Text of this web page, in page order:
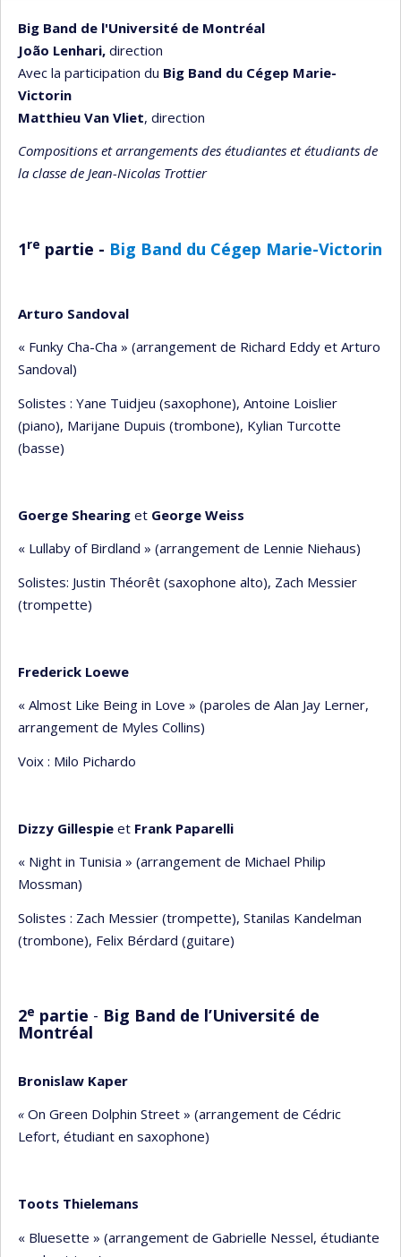
Big Band de l'Université de Montréal
João Lenhari, direction
Avec la participation du Big Band du Cégep Marie-
Victorin
Matthieu Van Vliet, direction
Compositions et arrangements des étudiantes et étudiants de
la classe de Jean-Nicolas Trottier
1re partie - Big Band du Cégep Marie-Victorin
Arturo Sandoval
« Funky Cha-Cha » (arrangement de Richard Eddy et Arturo
Sandoval)
Solistes : Yane Tuidjeu (saxophone), Antoine Loislier
(piano), Marijane Dupuis (trombone), Kylian Turcotte
(basse)
Goerge Shearing et George Weiss
« Lullaby of Birdland » (arrangement de Lennie Niehaus)
Solistes: Justin Théorêt (saxophone alto), Zach Messier
(trompette)
Frederick Loewe
« Almost Like Being in Love » (paroles de Alan Jay Lerner,
arrangement de Myles Collins)
Voix : Milo Pichardo
Dizzy Gillespie et Frank Paparelli
« Night in Tunisia » (arrangement de Michael Philip
Mossman)
Solistes : Zach Messier (trompette), Stanilas Kandelman
(trombone), Felix Bérdard (guitare)
2e partie - Big Band de l’Université de
Montréal
Bronislaw Kaper
« On Green Dolphin Street » (arrangement de Cédric
Lefort, étudiant en saxophone)
Toots Thielemans
« Bluesette » (arrangement de Gabrielle Nessel, étudiante